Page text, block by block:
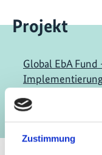
Zustimmung
Projekt
Global EbA